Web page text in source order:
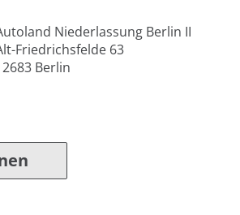
Niederlassung Berlin II
Friedrichsfelde 63
Berlin